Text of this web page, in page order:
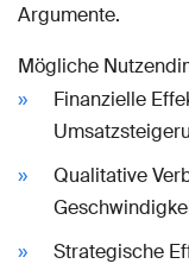
Argumente.
Mögliche
Finanzielle
Qualitative
Strategische